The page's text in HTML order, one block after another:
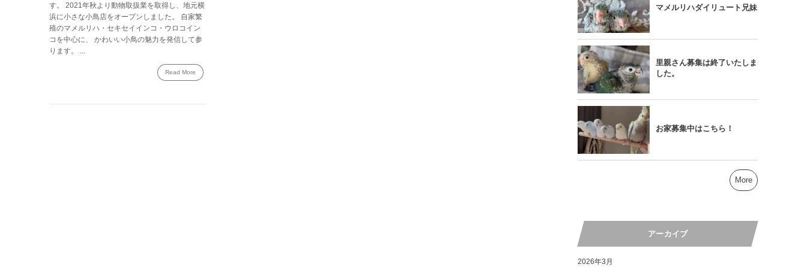
す。 2021年秋より動物取扱業を取得し、地元横
浜に小さな小鳥店をオープンしました。 自家繁
殖のマメルリハ・セキセイインコ・ウロコイン
コを中心に、 かわいい小鳥の魅力を発信して参
ります。 ...
Read More
マメルリハダイリュート兄妹
里親さん募集は終了いたしま
した。
お家募集中はこちら！
More
アーカイブ
2026年3月